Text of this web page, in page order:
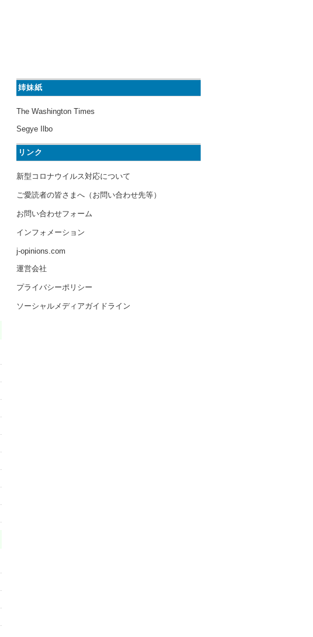
姉妹紙
The Washington Times
Segye Ilbo
リンク
新型コロナウイルス対応について
ご愛読者の皆さまへ（お問い合わせ先等）
お問い合わせフォーム
インフォメーション
j-opinions.com
運営会社
プライバシーポリシー
ソーシャルメディアガイドライン